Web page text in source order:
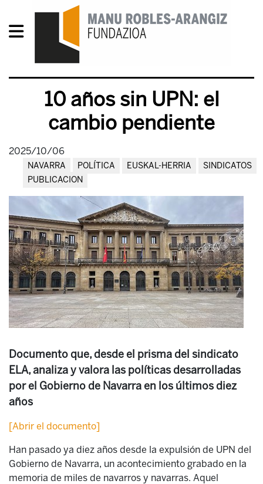
10 años sin UPN: el
cambio pendiente
2025/10/06
NAVARRA POLÍTICA EUSKAL-HERRIA
SINDICATOS
PUBLICACION
Documento que, desde el prisma del sindicato
ELA, analiza y valora las políticas desarrolladas
por el Gobierno de Navarra en los últimos diez
años
[Abrir el documento]
Han pasado ya diez años desde la expulsión de UPN del
Gobierno de Navarra, un acontecimiento grabado en la
memoria de miles de navarros y navarras. Aquel